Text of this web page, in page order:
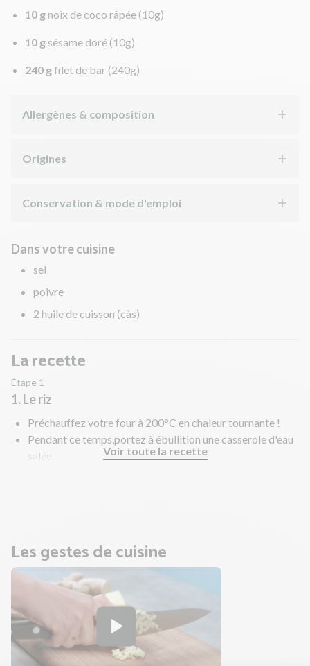
10 gnoix de coco râpée (10g)
10 g sésame doré (10g)
240 gfilet de bar (240g)
Allergènes & composition
Origines
Conservation & mode d'emploi
Dans votre cuisine
sel
poivre
2 huile de cuisson (càs)
La recette
Étape 1
1. Le riz
Préchauffez votre four à 200°C en chaleur tournante !
Pendant ce temps,portez à ébullition une casserole d'eau
salée.
Voir toute la recette
Les gestes de cuisine